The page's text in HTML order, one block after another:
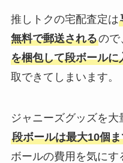
推しトクの宅配査定は
無料で郵送されるので
を梱包して段ボールに
取できてしまいます。
ジャニーズグッズを
段ボールは最大10個
ボールの費用を気にす